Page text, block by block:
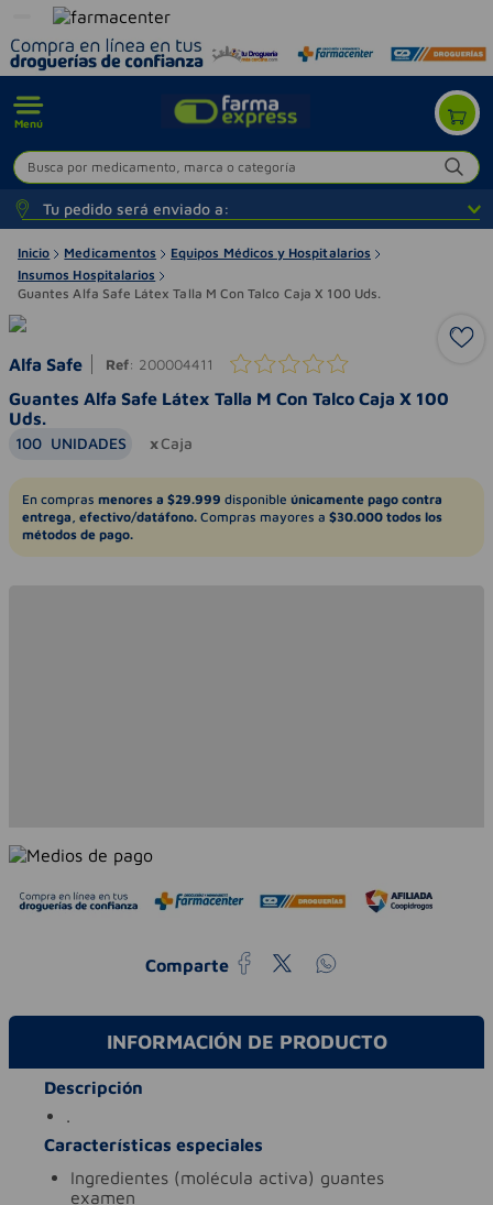
Menú
Busca por medicamento, marca o categoría
Tu pedido será enviado a:
Inicio Medicamentos
Equipos Médicos y Hospitalarios
Insumos Hospitalarios
Guantes Alfa Safe Látex Talla M Con Talco Caja X 100 Uds.
Alfa Safe Ref: 200004411
Guantes Alfa Safe Látex Talla M Con Talco Caja X 100
Uds.
100 UNIDADES Caja
En compras menores a $29.999 disponible únicamente pago contra
entrega, efectivo/datáfono. Compras mayores a $30.000 todos los
métodos de pago.
Comparte
INFORMACIÓN DE PRODUCTO
Descripción
.
Características especiales
ingredientes (molécula activa) guantes
examen